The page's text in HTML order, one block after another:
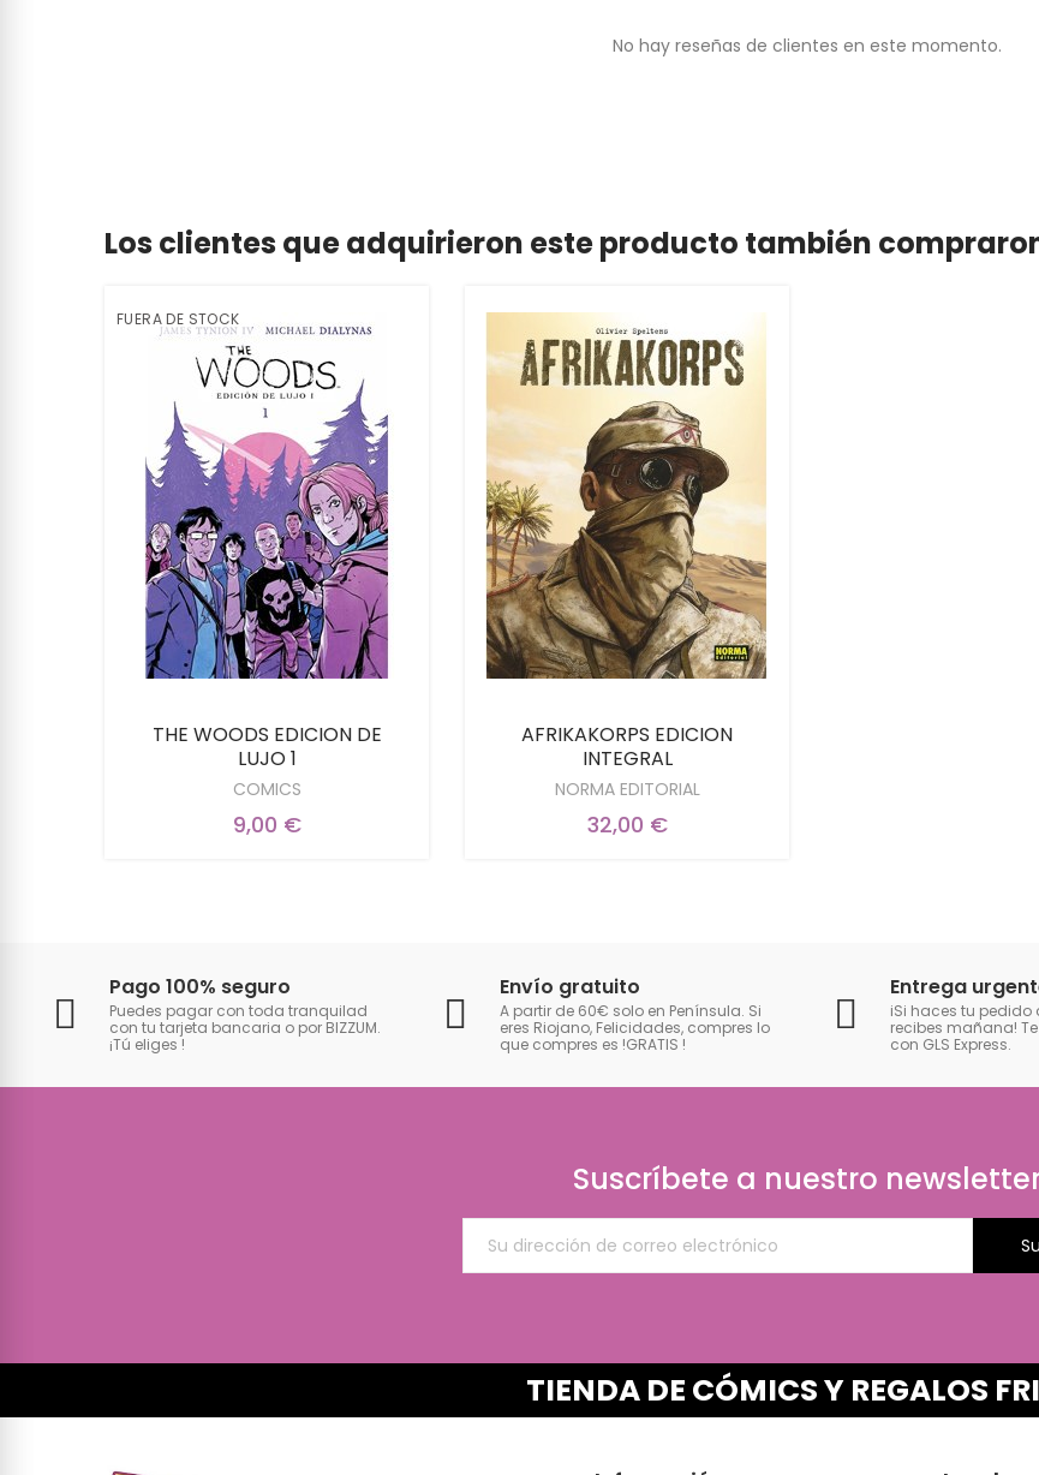
No hay reseñas de clientes en este momento.
Los clientes que adquirieron este producto también
FUERA DE STOCK
THE WOODS EDICION DE
LUJO 1
COMICS
9,00 €
AFRIKAKORPS EDICION
INTEGRAL
NORMA EDITORIAL
32,00 €
Pago 100% seguro
Puedes pagar con toda tranquilad
con tu tarjeta bancaria o por BIZZUM.
¡Tú eliges !
Envío gratuito
A partir de 60€ solo en Península. Si
eres Riojano, Felicidades, compres lo
que compres es !GRATIS !
Entrega
iSi haces tu pedido
recibes mañana!
con GLS Express.
Suscríbete a nuestro
TIENDA DE CÓMICS Y REGALOS